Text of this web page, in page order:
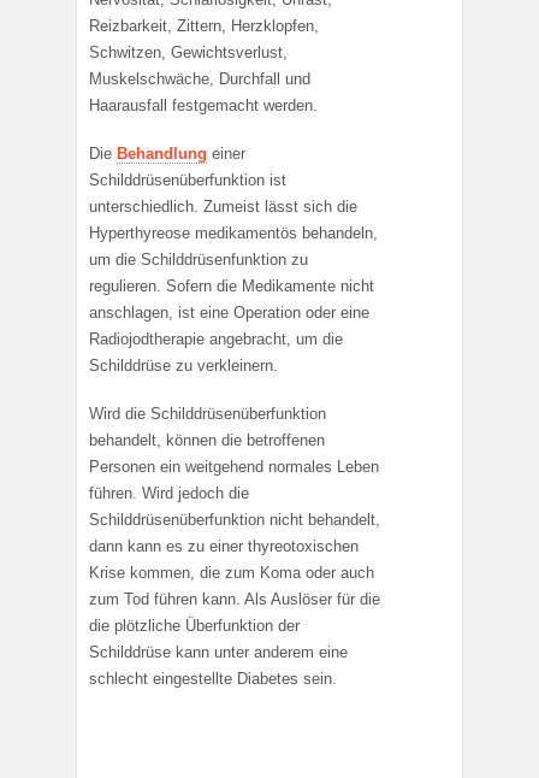
Reizbarkeit, Zittern, Herzklopfen,
Schwitzen, Gewichtsverlust,
Muskelschwäche, Durchfall und
Haarausfall festgemacht werden.
Die Behandlung einer
Schilddrüsenüberfunktion ist
unterschiedlich. Zumeist lässt sich die
Hyperthyreose medikamentös behandeln,
um die Schilddrüsenfunktion zu
regulieren. Sofern die Medikamente nicht
anschlagen, ist eine Operation oder eine
Radiojodtherapie angebracht, um die
Schilddrüse zu verkleinern.
Wird die Schilddrüsenüberfunktion
behandelt, können die betroffenen
Personen ein weitgehend normales Leben
führen. Wird jedoch die
Schilddrüsenüberfunktion nicht behandelt,
dann kann es zu einer thyreotoxischen
Krise kommen, die zum Koma oder auch
zum Tod führen kann. Als Auslöser für die
die plötzliche Überfunktion der
Schilddrüse kann unter anderem eine
schlecht eingestellte Diabetes sein.